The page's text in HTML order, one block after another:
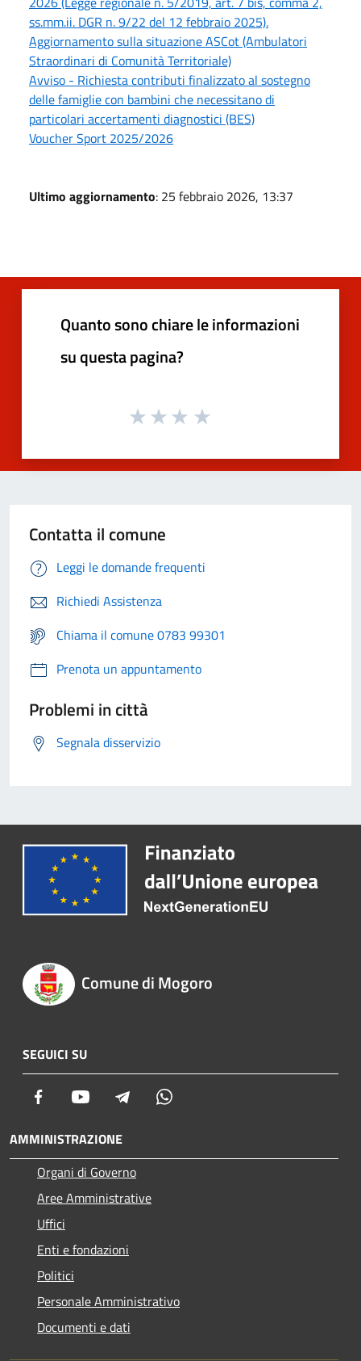
ss.mm.ii. DGR n. 9/22 del 12 febbraio 2025).
Aggiornamento sulla situazione ASCot (Ambulatori
Straordinari di Comunità Territoriale)
Avviso - Richiesta contributi finalizzato al sostegno
delle famiglie con bambini che necessitano di
particolari accertamenti diagnostici (BES)
Voucher Sport 2025/2026
Ultimo aggiornamento: 25 febbraio 2026, 13:37
Quanto sono chiare le informazioni
su questa pagina?
Contatta il comune
Leggi le domande frequenti
Richiedi Assistenza
Chiama il comune 0783 99301
Prenota un appuntamento
Problemi in città
Segnala disservizio
Comune di Mogoro
SEGUICI SU
Facebook Youtube Telegram
AMMINISTRAZIONE
Organi di Governo
Aree Amministrative
Uffici
Enti e fondazioni
Politici
Personale Amministrativo
Documenti e dati